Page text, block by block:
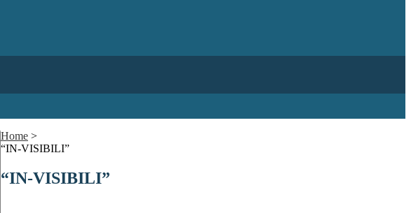
Home >
“IN-VISIBILI”
“IN-VISIBILI”